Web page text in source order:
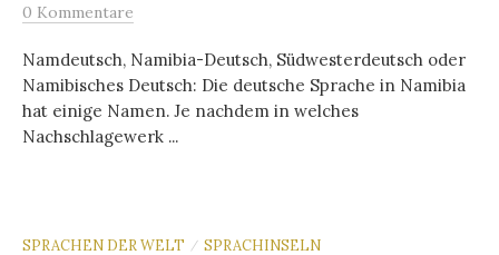
0 Kommentare
Namdeutsch, Namibia-Deutsch, Südwesterdeutsch oder
Namibisches Deutsch: Die deutsche Sprache in Namibia
hat einige Namen. Je nachdem in welches
Nachschlagewerk ...
SPRACHEN DER WELT / SPRACHINSELN